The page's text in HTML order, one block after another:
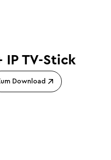
IP TV-Stick
Download